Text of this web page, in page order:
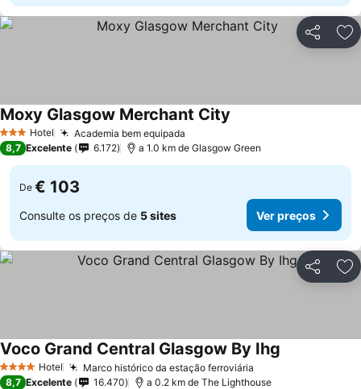
Partilhar
3 EstrelasHotel Academia bem equipada
Moxy Glasgow Merchant City
8,7 Excelente 6.172 a 1.0 km de Glasgow Green
De € 103
Consulte os preços de 5 sites Ver preços
Partilhar
4 EstrelasHotel Marco histórico da estação ferroviária
Voco Grand Central Glasgow By Ihg
8,7 Excelente 16.470 a 0.2 km de The Lighthouse